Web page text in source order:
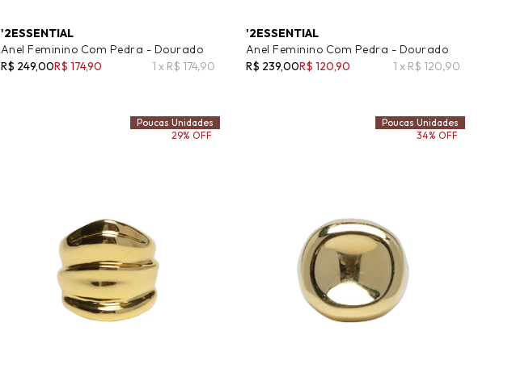
'2ESSENTIAL
Anel Feminino Com Pedra - Dourado
R$ 249,00R$ 174,90 1 x R$ 174,90
'2ESSENTIAL
Anel Feminino Com Pedra - Dourado
R$ 239,00R$ 120,90 1 x R$ 120,90
Poucas Unidades
29% OFF
Poucas Unidades
34% OFF